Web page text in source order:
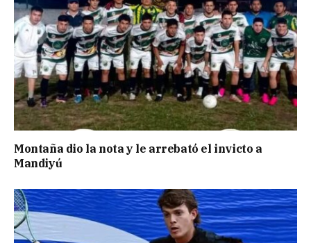
Montaña dio la nota y le arrebató el invicto a
Mandiyú